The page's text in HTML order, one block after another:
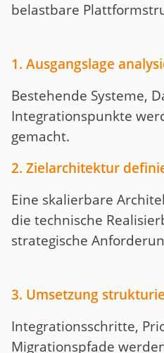
belastbare
1. Ausgangslage
Bestehende Systeme,
Integrationspunkte
gemacht.
2. Zielarchitektur
Eine skalierbare
die technische
strategische
3. Umsetzung
Integrationsschritte,
Migrationspfade